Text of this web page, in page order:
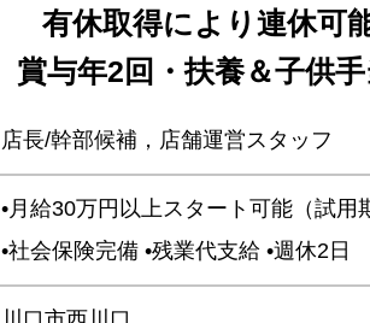
有休取得により連休可
賞与年2回・扶養＆子供
店長/幹部候補，店舗運営スタッフ
•月給30万円以上スタート可能（試用
•社会保険完備 •残業代支給 •週休2日